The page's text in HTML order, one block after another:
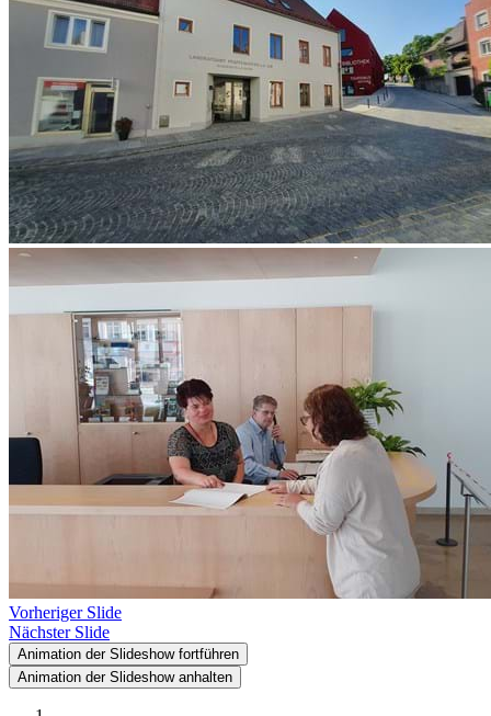
Vorheriger Slide
Nächster Slide
Animation der Slideshow fortführen
Animation der Slideshow anhalten